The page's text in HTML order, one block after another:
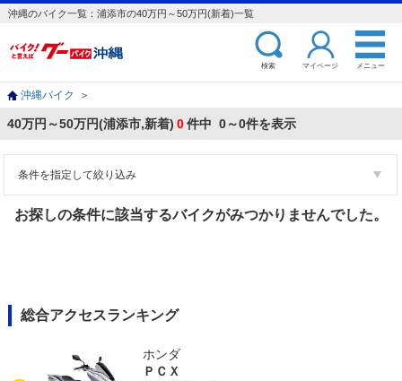
沖縄のバイク一覧：浦添市の40万円～50万円(新着)一覧
検索 マイページ メニュー
沖縄バイク ＞
40万円～50万円(浦添市,新着) 0件中 0～0件を表示
条件を指定して絞り込み
お探しの条件に該当するバイクがみつかりませんでした。
総合アクセスランキング
ホンダ
ＰＣＸ